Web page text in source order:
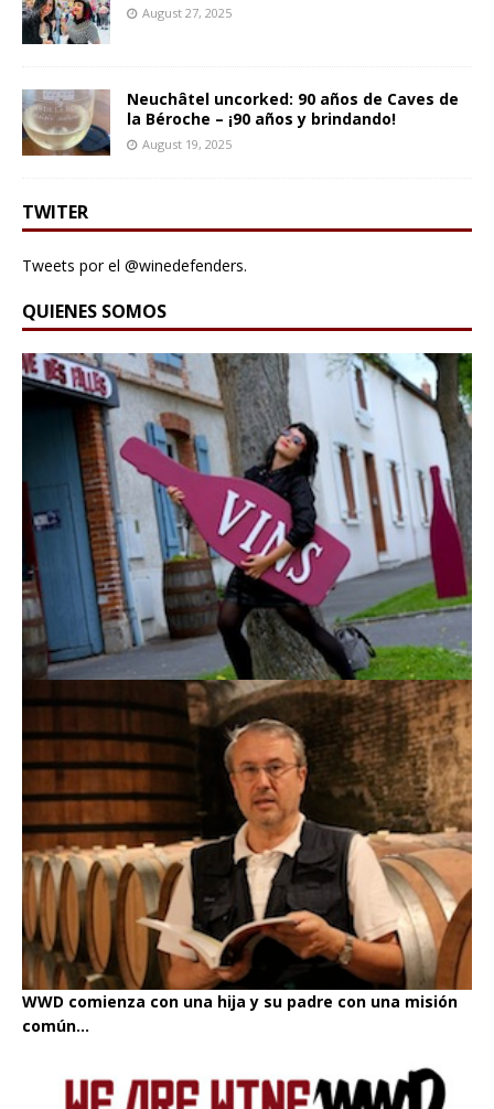
August 27, 2025
Neuchâtel uncorked: 90 años de Caves de
la Béroche – ¡90 años y brindando!
August 19, 2025
TWITER
Tweets por el @winedefenders.
QUIENES SOMOS
WWD comienza con una hija y su padre con una misión
común...